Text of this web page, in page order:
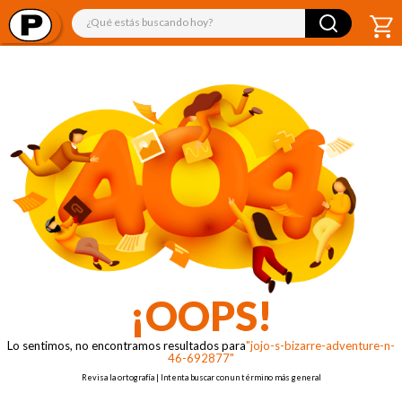
¿Qué estás buscando hoy?
¡OOPS!
Lo sentimos, no encontramos resultados para"jojo-s-bizarre-adventure-n-
46-692877"
Revisa la ortografía | Intenta buscar con un término más general